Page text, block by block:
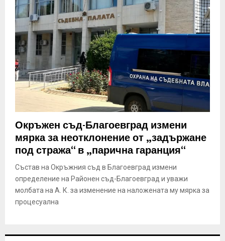
A
R
Y
M
N
U
Окръжен съд-Благоевград измени
мярка за неотклонение от „задържане
под стража“ в „парична гаранция“
Състав на Окръжния съд в Благоевград измени
определение на Районен съд-Благоевград и уважи
молбата на А. К. за изменение на наложената му мярка за
процесуална